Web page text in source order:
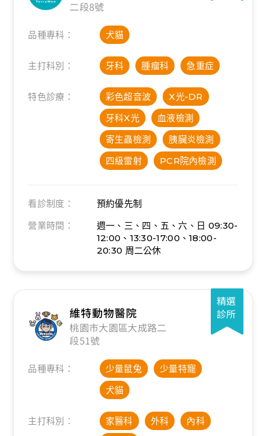
二段8號
品種專科： 犬貓
主打科別： 牙科 腫瘤科 急重症
特色診療： 彩色超音波
X光-DR
牙科X光
血液檢測
寄生蟲檢測
胰臟炎檢測
四級雷射
PCR院內檢測
看診制度：
預約優先制
營業時間：
週一、三、四、五、六、日 09:30-
12:00、13:30-17:00、18:00-
20:30 周二公休
精選
診所
維特動物醫院
桃園市大園區大成路二
段51號
品種專科： 少量鼠兔
少量特寵
犬貓
主打科別： 家醫科 外科
內科